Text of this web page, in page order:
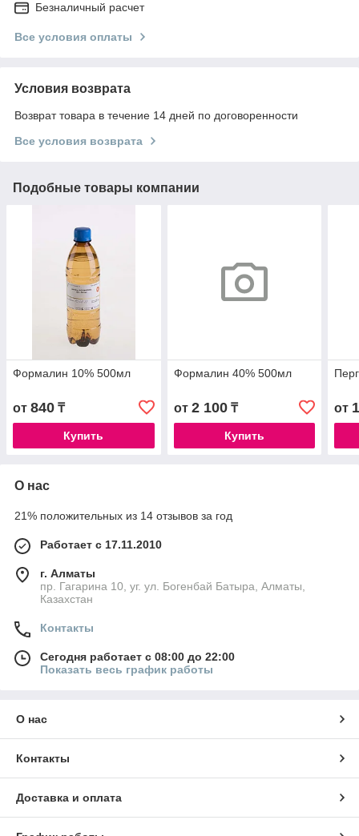
Безналичный расчет
Все условия оплаты
Условия возврата
Возврат товара в течение 14 дней по договоренности
Все условия возврата
Подобные товары компании
Формалин 10% 500мл
от 840 ₸
Купить
Формалин 40% 500мл
от 2 100₸
Купить
от
О нас
21% положительных из 14 отзывов за год
Работает с 17.11.2010
г. Алматы
пр. Гагарина 10, уг. ул. Богенбай Батыра, Алматы,
Казахстан
Контакты
Сегодня работает с 08:00 до 22:00
Показать весь график работы
О нас
Контакты
Доставка и оплата